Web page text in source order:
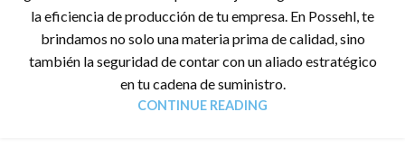
la eficiencia de producción de tu empresa. En Possehl, te
brindamos no solo una materia prima de calidad, sino
también la seguridad de contar con un aliado estratégico
en tu cadena de suministro.
CONTINUE READING